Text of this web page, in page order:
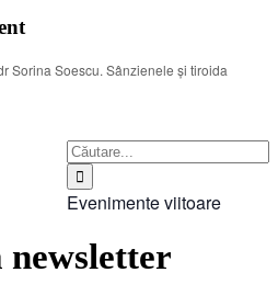
Sorina Soescu. Sânzienele și tiroida
Search
for:
Evenimente viitoare
newsletter